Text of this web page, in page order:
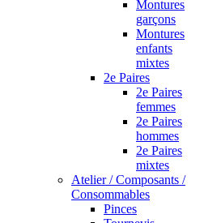
Montures
garçons
Montures
enfants
mixtes
2e Paires
2e Paires
femmes
2e Paires
hommes
2e Paires
mixtes
Atelier / Composants /
Consommables
Pinces